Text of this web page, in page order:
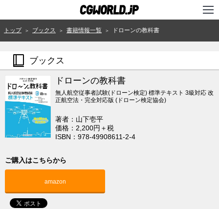
TOP
ニュース
特集
連載
用語辞典
講座
トップ ＞ ブックス ＞ 書籍情報一覧 ＞ ドローンの教科書
ブックス
ドローンの教科書
無人航空従事者試験(ドローン検定) 標準テキスト 3級対応 改
正航空法・完全対応版 (ドローン検定協会)
著者：山下壱平
価格：2,200円＋税
ISBN：978-49908611-2-4
ご購入はこちらから
amazon